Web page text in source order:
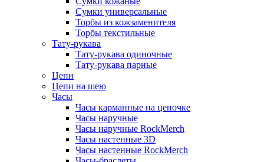
Сумки универсальные
Торбы из кожзаменителя
Торбы текстильные
Тату-рукава
Тату-рукава одиночные
Тату-рукава парные
Цепи
Цепи на шею
Часы
Часы карманные на цепочке
Часы наручные
Часы наручные RockMerch
Часы настенные 3D
Часы настенные RockMerch